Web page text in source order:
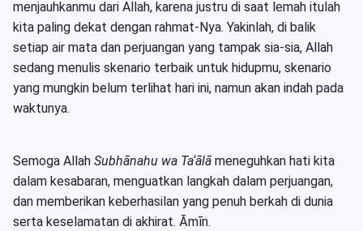
menjauhkanmu dari Allah, karena justru di saat lemah itulah
kita paling dekat dengan rahmat-Nya. Yakinlah, di balik
setiap air mata dan perjuangan yang tampak sia-sia, Allah
sedang menulis skenario terbaik untuk hidupmu, skenario
yang mungkin belum terlihat hari ini, namun akan indah pada
waktunya.
Semoga Allah Subhānahu wa Ta‘ālā meneguhkan hati kita
dalam kesabaran, menguatkan langkah dalam perjuangan,
dan memberikan keberhasilan yang penuh berkah di dunia
serta keselamatan di akhirat. Āmīn.